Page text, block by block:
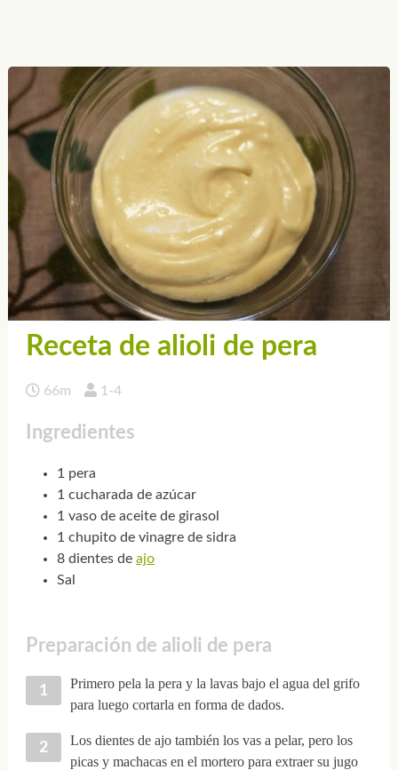
Receta de alioli de pera
66m 1-4
Ingredientes
1 pera
1 cucharada de azúcar
1 vaso de aceite de girasol
1 chupito de vinagre de sidra
8 dientes de ajo
Sal
Preparación de alioli de pera
Primero pela la pera y la lavas bajo el agua del grifo
para luego cortarla en forma de dados.
Los dientes de ajo también los vas a pelar, pero los
picas y machacas en el mortero para extraer su jugo